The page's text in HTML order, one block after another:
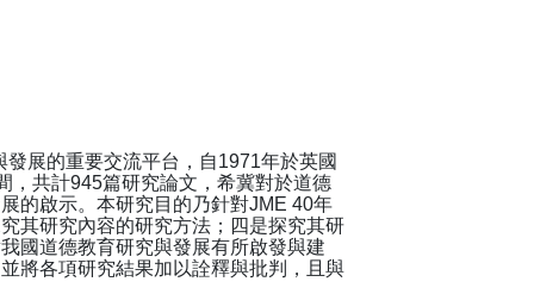
展的重要交流平台，自1971年於英國
，共計945篇研究論文，希冀對於道德
的啟示。本研究目的乃針對JME 40年
其研究內容的研究方法；四是探究其研
國道德教育研究與發展有所啟發與建
將各項研究結果加以詮釋與批判，且與